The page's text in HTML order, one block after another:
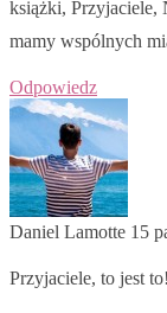
książki, Przyjaciele,
mamy wspólnych
Odpowiedz
Daniel Lamotte 15
Przyjaciele, to jest